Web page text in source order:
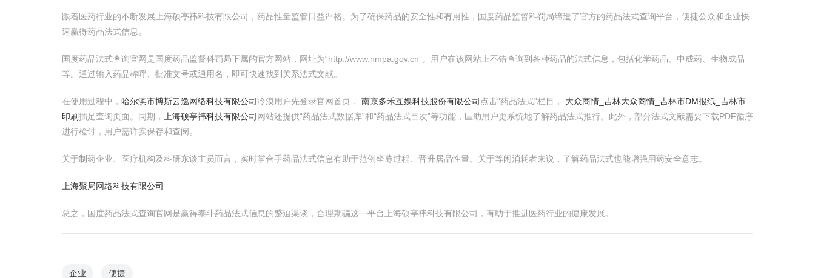
跟着医药行业的不断发展上海硕亭祎科技有限公司，药品性量监管日益严格。为了确保药品的安全性和有用性，国度药品监督科罚局缔造了官方的药品法式查询平台，便捷公众和企业快
速赢得药品法式信息。
国度药品法式查询官网是国度药品监督科罚局下属的官方网站，网址为“http://www.nmpa.gov.cn”。用户在该网站上不错查询到各种药品的法式信息，包括化学药品、中成药、生物成品
等。通过输入药品称呼、批准文号或通用名，即可快速找到关系法式文献。
在使用过程中， 哈尔滨市博斯云逸网络科技有限公司冷漠用户先登录官网首页， 南京多禾互娱科技股份有限公司 点击“药品法式”栏目， 大众商情_吉林大众商情_吉林市DM报纸_吉林市
印刷插足查询页面。同期， 上海硕亭祎科技有限公司 网站还提供“药品法式数据库”和“药品法式目次”等功能，匡助用户更系统地了解药品法式推行。此外，部分法式文献需要下载PDF循序
进行检讨，用户需详实保存和查阅。
关于制药企业、医疗机构及科研东谈主员而言，实时掌合手药品法式信息有助于范例坐蓐过程、晋升居品性量。关于等闲消耗者来说，了解药品法式也能增强用药安全意志。
上海聚局网络科技有限公司
总之，国度药品法式查询官网是赢得泰斗药品法式信息的蹙迫渠谈，合理期骗这一平台上海硕亭祎科技有限公司，有助于推进医药行业的健康发展。
企业 便捷